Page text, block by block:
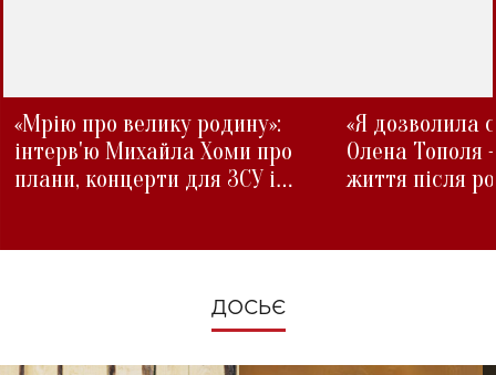
«Мрію про велику родину»:
інтерв'ю Михайла Хоми про
плани, концерти для ЗСУ і
«Я дозволила
Олена Тополя
життя після
ДОСЬЄ